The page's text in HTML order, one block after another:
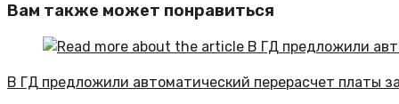
Вам также может понравиться
В ГД предложили автоматический перерасчет платы